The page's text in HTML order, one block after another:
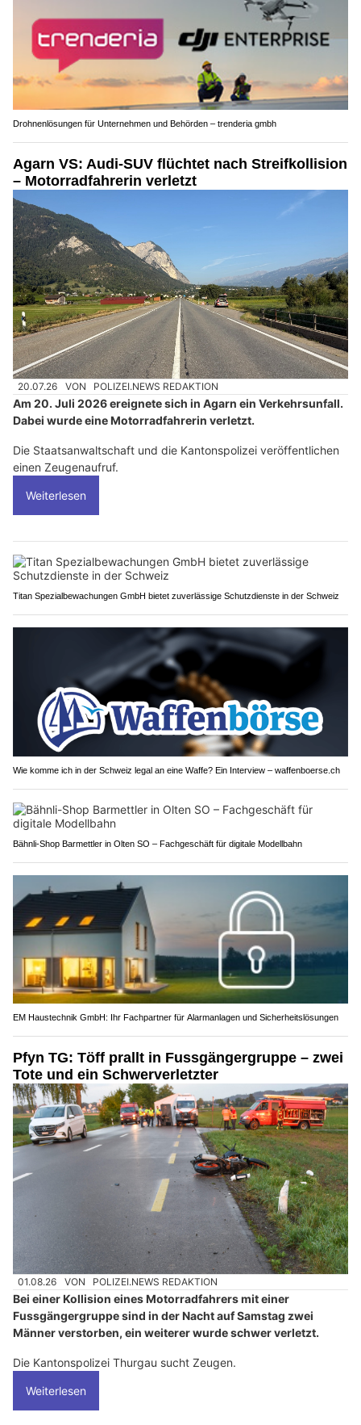
Drohnenlösungen für Unternehmen und Behörden – trenderia gmbh
Agarn VS: Audi-SUV flüchtet nach Streifkollision
– Motorradfahrerin verletzt
20.07.26 VON POLIZEI.NEWS REDAKTION
Am 20. Juli 2026 ereignete sich in Agarn ein Verkehrsunfall.
Dabei wurde eine Motorradfahrerin verletzt.
Die Staatsanwaltschaft und die Kantonspolizei veröffentlichen
einen Zeugenaufruf.
Weiterlesen
Titan Spezialbewachungen GmbH bietet zuverlässige Schutzdienste in der Schweiz
Wie komme ich in der Schweiz legal an eine Waffe? Ein Interview – waffenboerse.ch
Bähnli-Shop Barmettler in Olten SO – Fachgeschäft für digitale Modellbahn
EM Haustechnik GmbH: Ihr Fachpartner für Alarmanlagen und Sicherheitslösungen
Pfyn TG: Töff prallt in Fussgängergruppe – zwei
Tote und ein Schwerverletzter
01.08.26 VON POLIZEI.NEWS REDAKTION
Bei einer Kollision eines Motorradfahrers mit einer
Fussgängergruppe sind in der Nacht auf Samstag zwei
Männer verstorben, ein weiterer wurde schwer verletzt.
Die Kantonspolizei Thurgau sucht Zeugen.
Weiterlesen